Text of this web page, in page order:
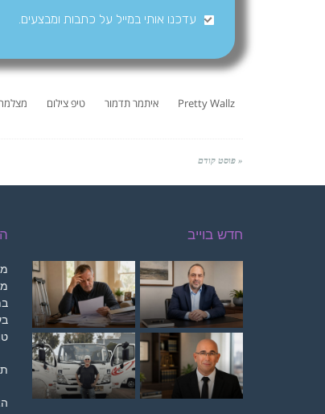
עדכנו אותי במייל על כתבות ומבצעים.
Pretty Wallz איתמר תדמור טיפ צילום
« פוסט קודם
חדש בוייב